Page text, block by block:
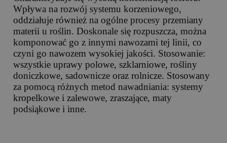
Wpływa na rozwój systemu korzeniowego,
oddziałuje również na ogólne procesy przemiany
materii u roślin. Doskonale się rozpuszcza, można
komponować go z innymi nawozami tej linii, co
czyni go nawozem wysokiej jakości. Stosowanie:
wszystkie uprawy polowe, szklarniowe, rośliny
doniczkowe, sadownicze oraz rolnicze. Stosowany
za pomocą różnych metod nawadniania: systemy
kropelkowe i zalewowe, zraszające, maty
podsiąkowe i inne.